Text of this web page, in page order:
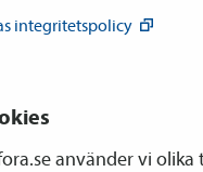
integritetspolicy
använder vi